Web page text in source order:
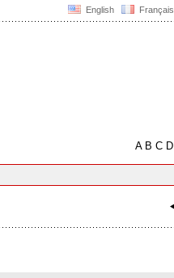
English Français
AB C D